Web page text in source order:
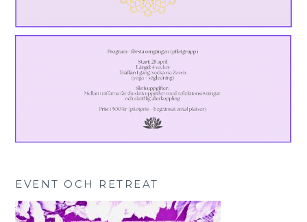
EVENT OCH RETREAT